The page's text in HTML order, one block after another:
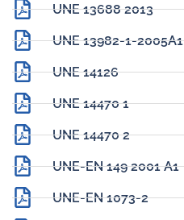
UNE 13688 2013
UNE 13982-1-2005A1
UNE 14126
UNE 14470 1
UNE 14470 2
UNE-EN 149 2001 A1
UNE-EN 1073-2